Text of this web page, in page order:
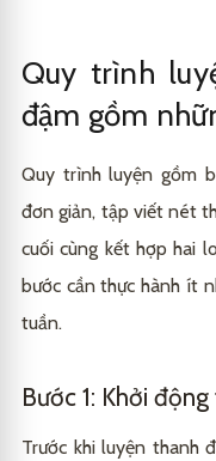
Quy trình
đậm gồm
Quy trình luyện gồm
đơn giản, tập viết nét
cuối cùng kết hợp hai
bước cần thực hành ít
tuần.
Bước 1: Khởi
Trước khi luyện thanh